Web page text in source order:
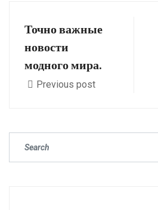
Точно важные
новости
модного мира.
Previous post